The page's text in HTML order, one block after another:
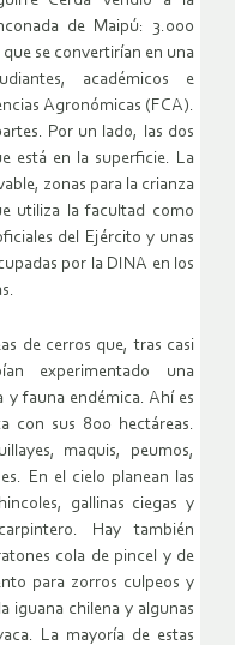
de Maipú: 3.000
que se convertirían en una
académicos e
Agronómicas (FCA).
Por un lado, las dos
está en la superficie. La
zonas para la crianza
utiliza la facultad como
del Ejército y unas
por la DINA en los
de cerros que, tras casi
experimentado una
fauna endémica. Ahí es
con sus 800 hectáreas.
maquis, peumos,
En el cielo planean las
gallinas ciegas y
Hay también
cola de pincel y de
para zorros culpeos y
iguana chilena y algunas
La mayoría de estas